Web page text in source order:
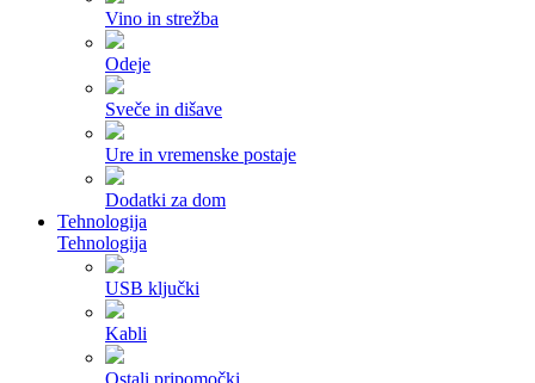
Vino in strežba
Odeje
Sveče in dišave
Ure in vremenske postaje
Dodatki za dom
Tehnologija
Tehnologija
USB ključki
Kabli
Ostali pripomočki